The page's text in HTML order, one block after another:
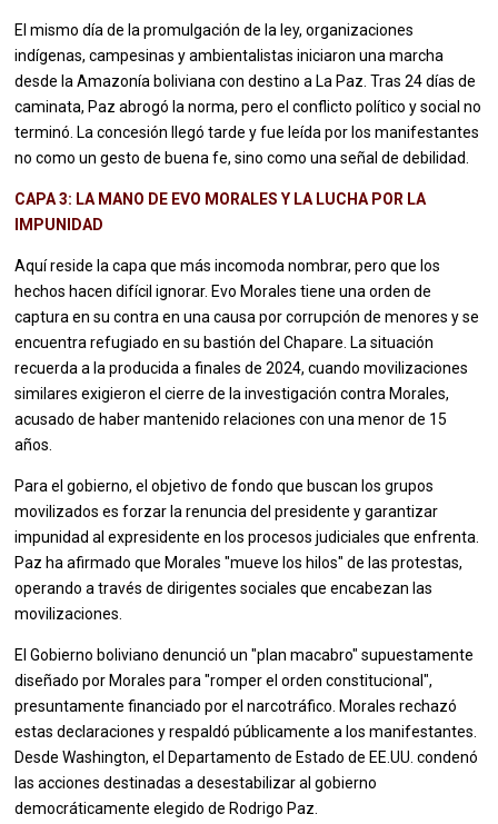
El mismo día de la promulgación de la ley, organizaciones
indígenas, campesinas y ambientalistas iniciaron una marcha
desde la Amazonía boliviana con destino a La Paz. Tras 24 días de
caminata, Paz abrogó la norma, pero el conflicto político y social no
terminó. La concesión llegó tarde y fue leída por los manifestantes
no como un gesto de buena fe, sino como una señal de debilidad.
CAPA 3: LA MANO DE EVO MORALES Y LA LUCHA POR LA
IMPUNIDAD
Aquí reside la capa que más incomoda nombrar, pero que los
hechos hacen difícil ignorar. Evo Morales tiene una orden de
captura en su contra en una causa por corrupción de menores y se
encuentra refugiado en su bastión del Chapare. La situación
recuerda a la producida a finales de 2024, cuando movilizaciones
similares exigieron el cierre de la investigación contra Morales,
acusado de haber mantenido relaciones con una menor de 15
años.
Para el gobierno, el objetivo de fondo que buscan los grupos
movilizados es forzar la renuncia del presidente y garantizar
impunidad al expresidente en los procesos judiciales que enfrenta.
Paz ha afirmado que Morales "mueve los hilos" de las protestas,
operando a través de dirigentes sociales que encabezan las
movilizaciones.
El Gobierno boliviano denunció un "plan macabro" supuestamente
diseñado por Morales para "romper el orden constitucional",
presuntamente financiado por el narcotráfico. Morales rechazó
estas declaraciones y respaldó públicamente a los manifestantes.
Desde Washington, el Departamento de Estado de EE.UU. condenó
las acciones destinadas a desestabilizar al gobierno
democráticamente elegido de Rodrigo Paz.